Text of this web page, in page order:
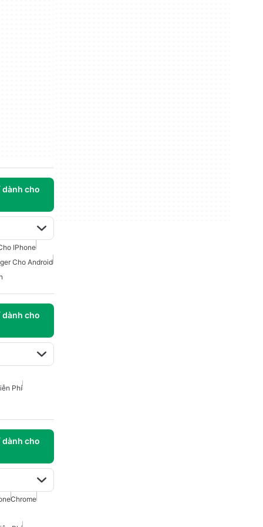
dành cho
IPhone
Cho Android
dành cho
Phí
dành cho
Chrome